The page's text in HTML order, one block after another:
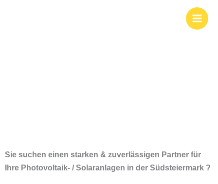
Photovoltaik und
Sie suchen einen starken & zuverlässigen Partner für
Ihre Photovoltaik- / Solaranlagen in der Südsteiermark ?